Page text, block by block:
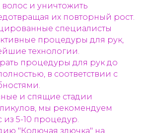
и уничтожить
их повторный рост.
специалисты
процедуры для рук,
технологии.
процедуры для рук до
в соответствии с
и спящие стадии
мы рекомендуем
из 5-10 процедур.
"Колючая злючка" на